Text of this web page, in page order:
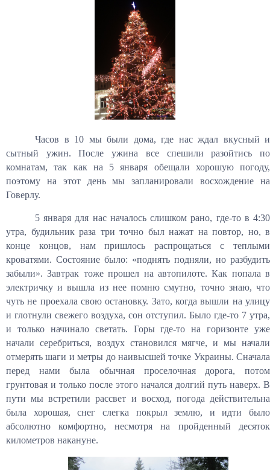
Часов в 10 мы были дома, где нас ждал вкусный и
сытный ужин. После ужина все спешили разойтись по
комнатам, так как на 5 января обещали хорошую погоду,
поэтому на этот день мы запланировали восхождение на
Говерлу.
5 января для нас началось слишком рано, где-то в 4:30
утра, будильник раза три точно был нажат на повтор, но, в
конце концов, нам пришлось распрощаться с теплыми
кроватями. Состояние было: «поднять подняли, но разбудить
забыли». Завтрак тоже прошел на автопилоте. Как попала в
электричку и вышла из нее помню смутно, точно знаю, что
чуть не проехала свою остановку. Зато, когда вышли на улицу
и глотнули свежего воздуха, сон отступил. Было где-то 7 утра,
и только начинало светать. Горы где-то на горизонте уже
начали серебриться, воздух становился мягче, и мы начали
отмерять шаги и метры до наивысшей точке Украины. Сначала
перед нами была обычная проселочная дорога, потом
грунтовая и только после этого начался долгий путь наверх. В
пути мы встретили рассвет и восход, погода действительна
была хорошая, снег слегка покрыл землю, и идти было
абсолютно комфортно, несмотря на пройденный десяток
километров накануне.